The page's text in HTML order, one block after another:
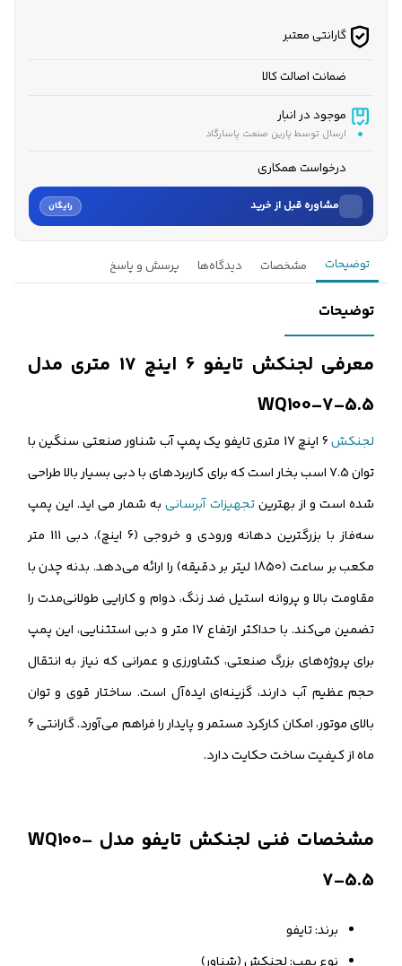
گارانتی معتبر
ضمانت اصالت کالا
موجود در انبار
ارسال توسط پارین صنعت پاسارگاد
درخواست همکاری
مشاوره قبل از خرید رایگان
نام
تماس می‌گیرند.
ثبت درخواست مشاوره رایگان
توضیحات مشخصات دیدگاه‌ها پرسش و پاسخ
توضیحات
معرفی لجنکش تایفو 6 اینچ 17 متری مدل
WQ100-7-5.5
لجنکش
6 اینچ 17 متری تایفو یک پمپ آب شناور صنعتی سنگین با
توان 7.5 اسب بخار است که برای کاربردهای با دبی بسیار بالا طراحی
شده است و از بهترینتجهیزات آبرسانی به شمار می اید. این پمپ
سه‌فاز با بزرگترین دهانه ورودی و خروجی (6 اینچ)، دبی 111 متر
مکعب بر ساعت (1850 لیتر بر دقیقه) را ارائه می‌دهد. بدنه چدن با
مقاومت بالا و پروانه استیل ضد زنگ، دوام و کارایی طولانی‌مدت را
تضمین می‌کند. با حداکثر ارتفاع 17 متر و دبی استثنایی، این پمپ
برای پروژه‌های بزرگ صنعتی، کشاورزی و عمرانی که نیاز به انتقال
حجم عظیم آب دارند، گزینه‌ای ایده‌آل است. ساختار قوی و توان
بالای موتور، امکان کارکرد مستمر و پایدار را فراهم می‌آورد. گارانتی 6
ماه از کیفیت ساخت حکایت دارد.
مشخصات فنی لجنکش تایفو مدل WQ100-
7-5.5
برند: تایفو
نوع پمپ: لجنکش (شناور)